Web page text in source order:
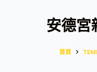
安德宮
首頁